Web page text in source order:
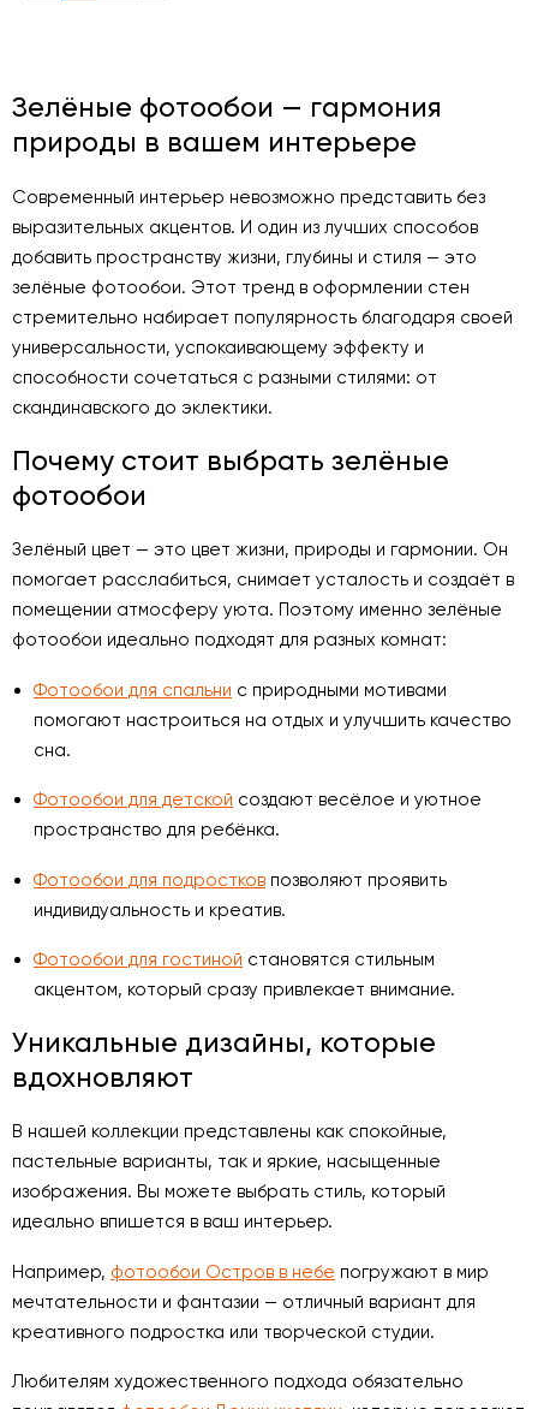
Зелёные фотообои — гармония
природы в вашем интерьере
Современный интерьер невозможно представить без
выразительных акцентов. И один из лучших способов
добавить пространству жизни, глубины и стиля — это
зелёные фотообои. Этот тренд в оформлении стен
стремительно набирает популярность благодаря своей
универсальности, успокаивающему эффекту и
способности сочетаться с разными стилями: от
скандинавского до эклектики.
Почему стоит выбрать зелёные
фотообои
Зелёный цвет — это цвет жизни, природы и гармонии. Он
помогает расслабиться, снимает усталость и создаёт в
помещении атмосферу уюта. Поэтому именно зелёные
фотообои идеально подходят для разных комнат:
Фотообои для спальни с природными мотивами
помогают настроиться на отдых и улучшить качество
сна.
Фотообои для детской создают весёлое и уютное
пространство для ребёнка.
Фотообои для подростков позволяют проявить
индивидуальность и креатив.
Фотообои для гостиной становятся стильным
акцентом, который сразу привлекает внимание.
Уникальные дизайны, которые
вдохновляют
В нашей коллекции представлены как спокойные,
пастельные варианты, так и яркие, насыщенные
изображения. Вы можете выбрать стиль, который
идеально впишется в ваш интерьер.
Например, фотообои Остров в небе погружают в мир
мечтательности и фантазии — отличный вариант для
креативного подростка или творческой студии.
Любителям художественного подхода обязательно